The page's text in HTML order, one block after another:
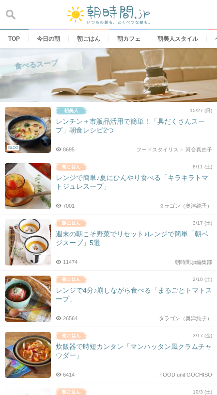
content
TOP 今日の朝 朝ごはん 朝カフェ 朝美人スタイル
食べるスープ
BLOG
10/27 (日)
レンチン＋市販品活用で簡単！「具だくさんスー
プ」朝食レシピ2つ
フードスタイリスト 河合真由子
8695
8/11 (土)
レンジで簡単♪夏にひんやり食べる「キラキラトマ
トジュレスープ」
タラゴン（奥津純子）
7001
3/17 (土)
週末の朝こそ野菜でリセット♪レンジで簡単「朝ベ
ジスープ」5選
朝時間.jp編集部
11474
2/10 (土)
レンジで4分♪崩しながら食べる「まるごとトマトス
ープ」
タラゴン（奥津純子）
26564
3/17 (金)
炊飯器で時短カンタン「マンハッタン風クラムチャ
ウダー」
FOOD unit GOCHISO
6414
10/3 (土)